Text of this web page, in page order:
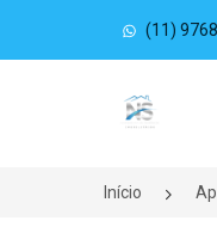
(11)
Página
Início